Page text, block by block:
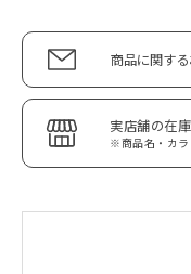
商品に関す
実店舗の在
※商品名・カラ